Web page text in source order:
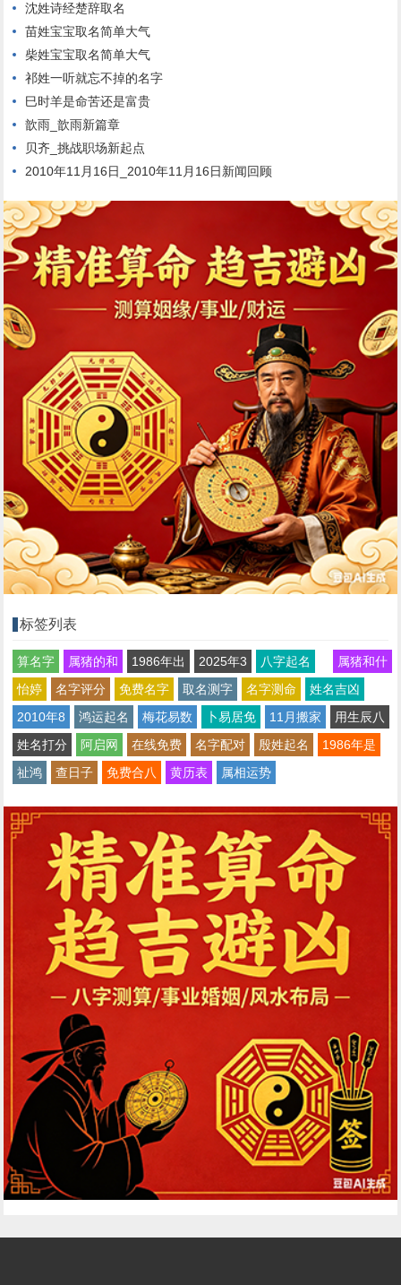
沈姓诗经楚辞取名
苗姓宝宝取名简单大气
柴姓宝宝取名简单大气
祁姓一听就忘不掉的名字
巳时羊是命苦还是富贵
歆雨_歆雨新篇章
贝齐_挑战职场新起点
2010年11月16日_2010年11月16日新闻回顾
标签列表
算名字 属猪的和 1986年出 2025年3 八字起名
属猪和什
怡婷
名字评分 免费名字 取名测字 名字测命
姓名吉凶
2010年8
鸿运起名 梅花易数 卜易居免 11月搬家
用生辰八
姓名打分
阿启网 在线免费 名字配对 殷姓起名
1986年是
祉鸿
查日子 免费合八 黄历表 属相运势